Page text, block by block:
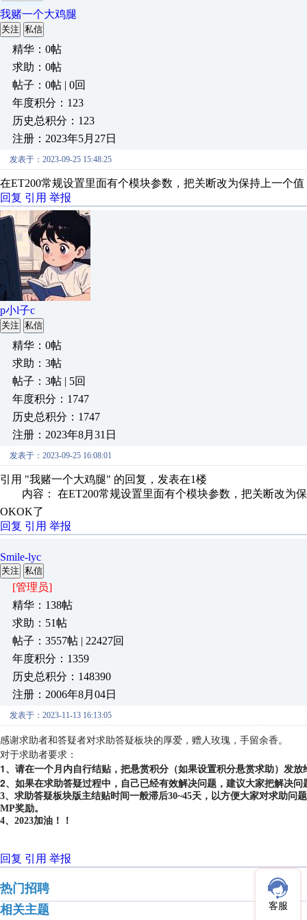
我赌一个大鸡腿
关注 私信
精华：0帖
求助：0帖
帖子：0帖 | 0回
年度积分：123
历史总积分：123
注册：2023年5月27日
发表于：2023-09-25 15:48:25
在ET200常规设置里面有个模块参数，把关断改为保持上一个
回复 引用 举报
p小l子c
关注 私信
精华：0帖
求助：3帖
帖子：3帖 | 5回
年度积分：1747
历史总积分：1747
注册：2023年8月31日
发表于：2023-09-25 16:08:01
引用 "我赌一个大鸡腿" 的回复，发表在1楼
内容： 在ET200常规设置里面有个模块参数，把关断改为
OKOK了
回复 引用 举报
Smile-lyc
关注 私信
[管理员]
精华：138帖
求助：51帖
帖子：3557帖 | 22427回
年度积分：1359
历史总积分：148390
注册：2006年8月04日
发表于：2023-11-13 16:13:05
感谢求助者和答疑者对求助答疑板块的厚爱，赠人玫瑰，手留余香。
对于求助者要求：
1、请在一个月内自行结贴，把悬赏积分（如果设置积分悬赏求助）发放
2、如果在求助答疑过程中，自己已经有效解决问题，建议大家把解决
3、求助答疑板块版主结贴时间一般滞后30~45天，以方便大家对求助
MP奖励。
4、2023加油！！
回复 引用 举报
热门招聘
相关主题
客服